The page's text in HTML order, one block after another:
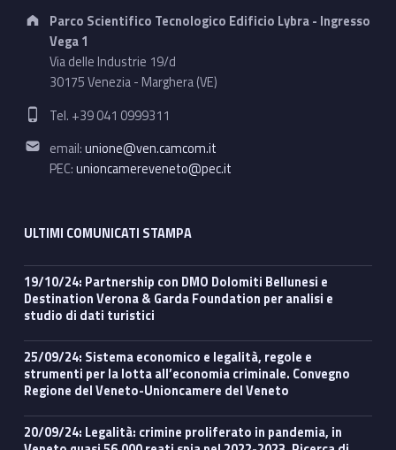
Address:
Parco Scientifico Tecnologico Edificio Lybra - Ingresso
Vega 1
Via delle Industrie 19/d
30175 Venezia - Marghera (VE)
Phone number:
Tel. +39 041 0999311
Email address:
email:unione@ven.camcom.it
PEC:unioncamereveneto@pec.it
ULTIMI COMUNICATI STAMPA
19/10/24: Partnership con DMO Dolomiti Bellunesi e
Destination Verona & Garda Foundation per analisi e
studio di dati turistici
25/09/24: Sistema economico e legalità, regole e
strumenti per la lotta all’economia criminale. Convegno
Regione del Veneto-Unioncamere del Veneto
20/09/24: Legalità: crimine proliferato in pandemia, in